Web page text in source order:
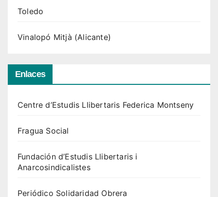
Toledo
Vinalopó Mitjà (Alicante)
Enlaces
Centre d’Estudis Llibertaris Federica Montseny
Fragua Social
Fundación d’Estudis Llibertaris i
Anarcosindicalistes
Periódico Solidaridad Obrera